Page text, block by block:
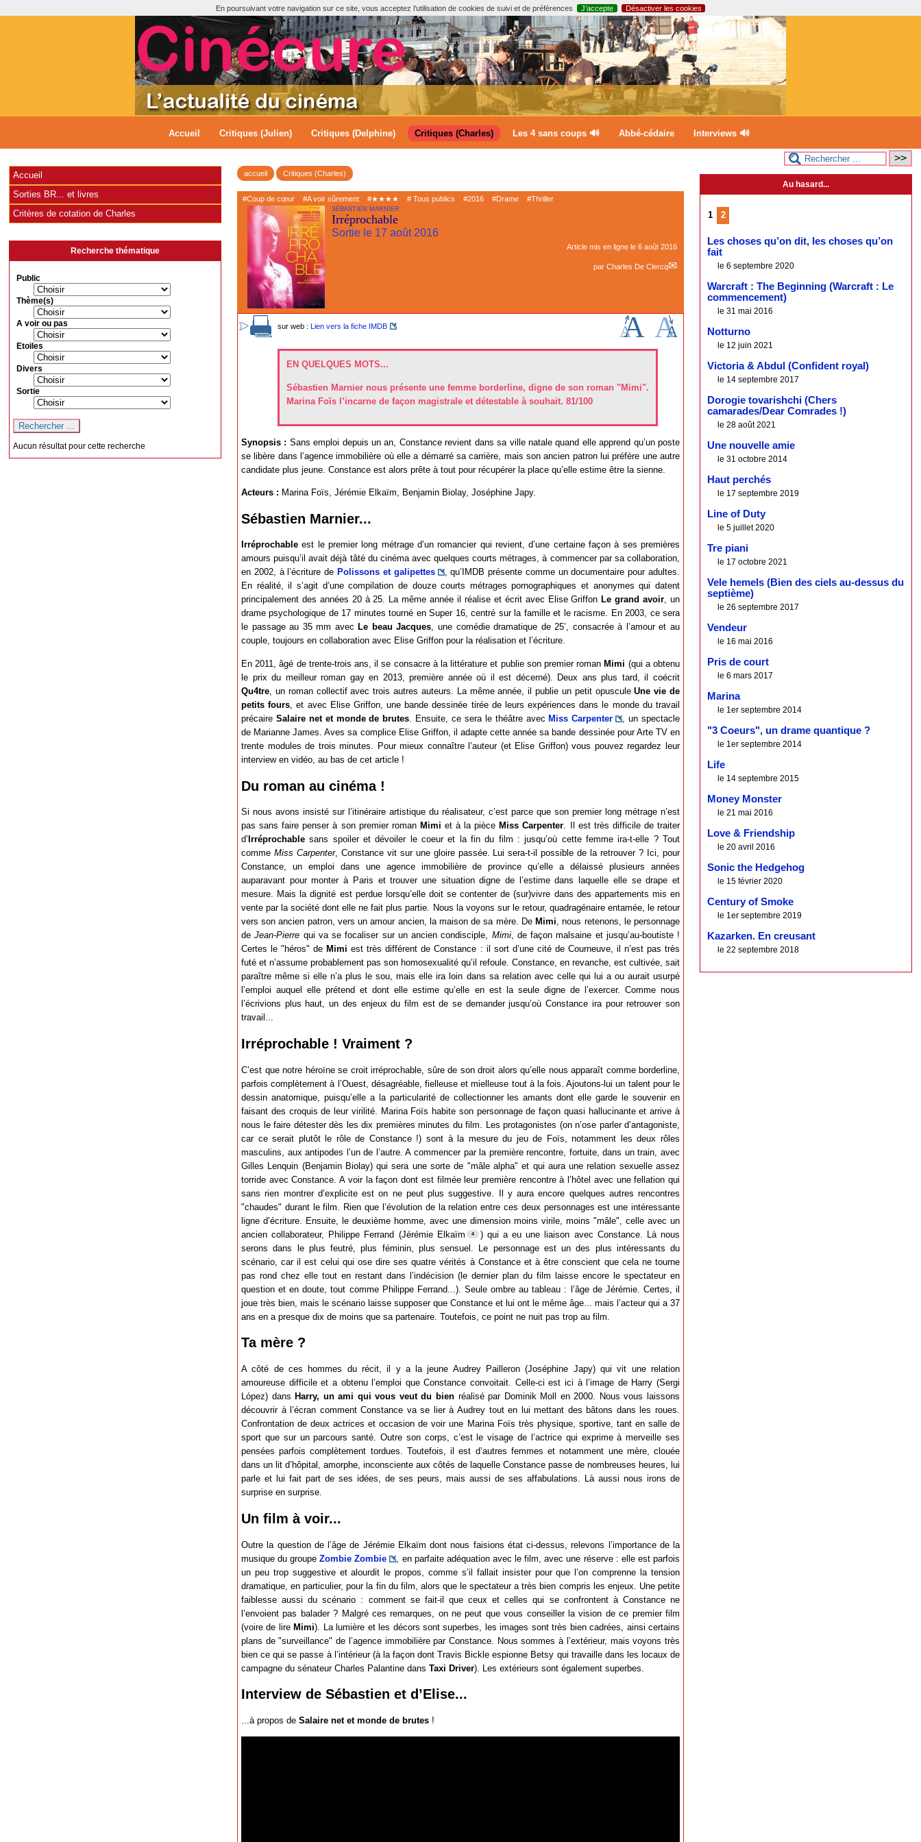
En poursuivant votre navigation sur ce site, vous acceptez l’utilisation de cookies de suivi et de préférences J’accepte Désactiver les cookies
Accueil Critiques (Julien) Critiques (Delphine) Critiques (Charles) Les 4 sans coups 🔊 Abbé-cédaire Interviews 🔊
accueil Critiques (Charles)
#Coup de cœur #A voir sûrement #★★★★ # Tous publics #2016 #Drame #Thriller
SÉBASTIEN MARNIER
Irréprochable
Sortie le 17 août 2016
Article mis en ligne le 6 août 2016
par Charles De Clercq
EN QUELQUES MOTS...
Sébastien Marnier nous présente une femme borderline, digne de son roman "Mimi".
Marina Foïs l’incarne de façon magistrale et détestable à souhait. 81/100
sur web : Lien vers la fiche IMDB
Synopsis : Sans emploi depuis un an, Constance revient dans sa ville natale quand elle apprend qu’un poste
se libère dans l’agence immobilière où elle a démarré sa carrière, mais son ancien patron lui préfère une autre
candidate plus jeune. Constance est alors prête à tout pour récupérer la place qu’elle estime être la sienne.
Acteurs : Marina Foïs, Jérémie Elkaïm, Benjamin Biolay, Joséphine Japy.
Sébastien Marnier...
Irréprochable est le premier long métrage d’un romancier qui revient, d’une certaine façon à ses premières
amours puisqu’il avait déjà tâté du cinéma avec quelques courts métrages, à commencer par sa collaboration,
en 2002, à l’écriture de Polissons et galipettes
, qu’IMDB présente comme un documentaire pour adultes.
En réalité, il s’agit d’une compilation de douze courts métrages pornographiques et anonymes qui datent
principalement des années 20 à 25. La même année il réalise et écrit avec Elise Griffon Le grand avoir, un
drame psychologique de 17 minutes tourné en Super 16, centré sur la famille et le racisme. En 2003, ce sera
le passage au 35 mm avec Le beau Jacques, une comédie dramatique de 25’, consacrée à l’amour et au
couple, toujours en collaboration avec Elise Griffon pour la réalisation et l’écriture.
En 2011, âgé de trente-trois ans, il se consacre à la littérature et publie son premier roman Mimi (qui a obtenu
le prix du meilleur roman gay en 2013, première année où il est décerné). Deux ans plus tard, il coécrit
Qu4tre , un roman collectif avec trois autres auteurs. La même année, il publie un petit opusculeUne vie de
petits fours , et avec Elise Griffon, une bande dessinée tirée de leurs expériences dans le monde du travail
précaire Salaire net et monde de brutes . Ensuite, ce sera le théâtre avec Miss Carpenter
, un spectacle
de Marianne James. Aves sa complice Elise Griffon, il adapte cette année sa bande dessinée pour Arte TV en
trente modules de trois minutes . Pour mieux connaître l’auteur (et Elise Griffon) vous pouvez regardez leur
interview en vidéo, au bas de cet article !
Du roman au cinéma !
Si nous avons insisté sur l’itinéraire artistique du réalisateur, c’est parce que son premier long métrage n’est
pas sans faire penser à son premier roman Mimi et à la pièce Miss Carpenter. Il est très difficile de traiter
d’ Irréprochable sans spoiler et dévoiler le coeur et la fin du film : jusqu’où cette femme ira-t-elle ? Tout
comme Miss Carpenter, Constance vit sur une gloire passée. Lui sera-t-il possible de la retrouver ? Ici, pour
Constance, un emploi dans une agence immobilière de province qu’elle a délaissé plusieurs années
auparavant pour monter à Paris et trouver une situation digne de l’estime dans laquelle elle se drape et
mesure. Mais la dignité est perdue lorsqu’elle doit se contenter de (sur)vivre dans des appartements mis en
vente par la société dont elle ne fait plus partie. Nous la voyons sur le retour, quadragénaire entamée, le retour
vers son ancien patron, vers un amour ancien, la maison de sa mère. De Mimi, nous retenons, le personnage
deJean-Pierre qui va se focaliser sur un ancien condisciple, Mimi, de façon malsaine et jusqu’au-boutiste !
Certes le "héros" de Mimi est très différent de Constance : il sort d’une cité de Courneuve, il n’est pas très
futé et n’assume probablement pas son homosexualité qu’il refoule. Constance, en revanche, est cultivée, sait
paraître même si elle n’a plus le sou, mais elle ira loin dans sa relation avec celle qui lui a ou aurait usurpé
l’emploi auquel elle prétend et dont elle estime qu’elle en est la seule digne de l’exercer. Comme nous
l’écrivions plus haut, un des enjeux du film est de se demander jusqu’où Constance ira pour retrouver son
travail...
Irréprochable ! Vraiment ?
C’est que notre héroïne se croit irréprochable, sûre de son droit alors qu’elle nous apparaît comme borderline,
parfois complètement à l’Ouest, désagréable, fielleuse et mielleuse tout à la fois. Ajoutons-lui un talent pour le
dessin anatomique, puisqu’elle a la particularité de collectionner les amants dont elle garde le souvenir en
faisant des croquis de leur virilité. Marina Foïs habite son personnage de façon quasi hallucinante et arrive à
nous le faire détester dès les dix premières minutes du film. Les protagonistes (on n’ose parler d’antagoniste,
car ce serait plutôt le rôle de Constance !) sont à la mesure du jeu de Foïs, notamment les deux rôles
masculins, aux antipodes l’un de l’autre. A commencer par la première rencontre, fortuite, dans un train, avec
Gilles Lenquin (Benjamin Biolay) qui sera une sorte de "mâle alpha" et qui aura une relation sexuelle assez
torride avec Constance. A voir la façon dont est filmée leur première rencontre à l’hôtel avec une fellation qui
sans rien montrer d’explicite est on ne peut plus suggestive. Il y aura encore quelques autres rencontres
"chaudes" durant le film. Rien que l’évolution de la relation entre ces deux personnages est une intéressante
ligne d’écriture. Ensuite, le deuxième homme, avec une dimension moins virile, moins "mâle", celle avec un
ancien collaborateur, Philippe Ferrand (Jérémie Elkaïm
) qui a eu une liaison avec Constance. Là nous
serons dans le plus feutré, plus féminin, plus sensuel. Le personnage est un des plus intéressants du
scénario, car il est celui qui ose dire ses quatre vérités à Constance et à être conscient que cela ne tourne
pas rond chez elle tout en restant dans l’indécision (le dernier plan du film laisse encore le spectateur en
question et en doute, tout comme Philippe Ferrand...). Seule ombre au tableau : l’âge de Jérémie. Certes, il
joue très bien, mais le scénario laisse supposer que Constance et lui ont le même âge... mais l’acteur qui a 37
ans en a presque dix de moins que sa partenaire. Toutefois, ce point ne nuit pas trop au film.
Ta mère ?
A côté de ces hommes du récit, il y a la jeune Audrey Pailleron (Joséphine Japy) qui vit une relation
amoureuse difficile et a obtenu l’emploi que Constance convoitait. Celle-ci est ici à l’image de Harry (Sergi
López) dans Harry, un ami qui vous veut du bien réalisé par Dominik Moll en 2000. Nous vous laissons
découvrir à l’écran comment Constance va se lier à Audrey tout en lui mettant des bâtons dans les roues.
Confrontation de deux actrices et occasion de voir une Marina Foïs très physique, sportive, tant en salle de
sport que sur un parcours santé. Outre son corps, c’est le visage de l’actrice qui exprime à merveille ses
pensées parfois complètement tordues. Toutefois, il est d’autres femmes et notamment une mère, clouée
dans un lit d’hôpital, amorphe, inconsciente aux côtés de laquelle Constance passe de nombreuses heures, lui
parle et lui fait part de ses idées, de ses peurs, mais aussi de ses affabulations. Là aussi nous irons de
surprise en surprise.
Un film à voir...
Outre la question de l’âge de Jérémie Elkaïm dont nous faisions état ci-dessus, relevons l’importance de la
musique du groupeZombie Zombie
, en parfaite adéquation avec le film, avec une réserve : elle est parfois
un peu trop suggestive et alourdit le propos, comme s’il fallait insister pour que l’on comprenne la tension
dramatique, en particulier, pour la fin du film, alors que le spectateur a très bien compris les enjeux. Une petite
faiblesse aussi du scénario : comment se fait-il que ceux et celles qui se confrontent à Constance ne
l’envoient pas balader ? Malgré ces remarques, on ne peut que vous conseiller la vision de ce premier film
(voire de lireMimi). La lumière et les décors sont superbes, les images sont très bien cadrées, ainsi certains
plans de "surveillance" de l’agence immobilière par Constance. Nous sommes à l’extérieur, mais voyons très
bien ce qui se passe à l’intérieur (à la façon dont Travis Bickle espionne Betsy qui travaille dans les locaux de
campagne du sénateur Charles Palantine dans Taxi Driver). Les extérieurs sont également superbes.
Interview de Sébastien et d’Elise...
...à propos de Salaire net et monde de brutes !
Accueil
Sorties BR... et livres
Critères de cotation de Charles
Recherche thématique
Public
Thème(s)
A voir ou pas
Etoiles
Divers
Sortie
Aucun résultat pour cette recherche
Au hasard...
1 2
Les choses qu’on dit, les choses qu’on
fait
le 6 septembre 2020
Warcraft : The Beginning (Warcraft : Le
commencement)
le 31 mai 2016
Notturno
le 12 juin 2021
Victoria & Abdul (Confident royal)
le 14 septembre 2017
Dorogie tovarishchi (Chers
camarades/Dear Comrades !)
le 28 août 2021
Une nouvelle amie
le 31 octobre 2014
Haut perchés
le 17 septembre 2019
Line of Duty
le 5 juillet 2020
Tre piani
le 17 octobre 2021
Vele hemels (Bien des ciels au-dessus du
septième)
le 26 septembre 2017
Vendeur
le 16 mai 2016
Pris de court
le 6 mars 2017
Marina
le 1er septembre 2014
"3 Coeurs", un drame quantique ?
le 1er septembre 2014
Life
le 14 septembre 2015
Money Monster
le 21 mai 2016
Love & Friendship
le 20 avril 2016
Sonic the Hedgehog
le 15 février 2020
Century of Smoke
le 1er septembre 2019
Kazarken. En creusant
le 22 septembre 2018